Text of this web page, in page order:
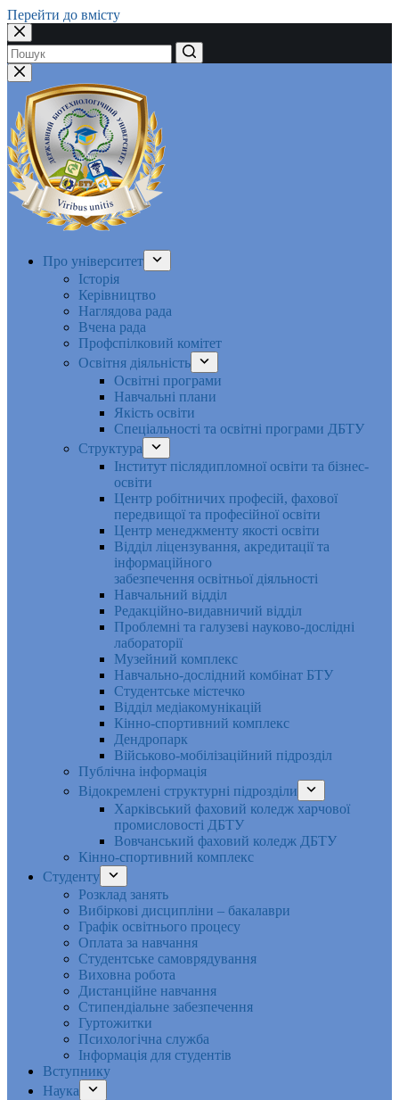
Перейти до вмісту
Немає
результатів
Про університет
Історія
Керівництво
Наглядова рада
Вчена рада
Профспілковий комітет
Освітня діяльність
Освітні програми
Навчальні плани
Якість освіти
Спеціальності та освітні програми ДБТУ
Структура
Інститут післядипломної освіти та бізнес-
освіти
Центр робітничих професій, фахової
передвищої та професійної освіти
Центр менеджменту якості освіти
Відділ ліцензування, акредитації та
інформаційного
забезпечення освітньої діяльності
Навчальний відділ
Редакційно-видавничий відділ
Проблемні та галузеві науково-дослідні
лабораторії
Музейний комплекс
Навчально-дослідний комбінат БТУ
Студентське містечко
Відділ медіакомунікацій
Кінно-спортивний комплекс
Дендропарк
Військово-мобілізаційний підрозділ
Публічна інформація
Відокремлені структурні підрозділи
Харківський фаховий коледж харчової
промисловості ДБТУ
Вовчанський фаховий коледж ДБТУ
Кінно-спортивний комплекс
Студенту
Розклад занять
Вибіркові дисципліни – бакалаври
Графік освітнього процесу
Оплата за навчання
Студентське самоврядування
Виховна робота
Дистанційне навчання
Стипендіальне забезпечення
Гуртожитки
Психологічна служба
Інформація для студентів
Вступнику
Наука